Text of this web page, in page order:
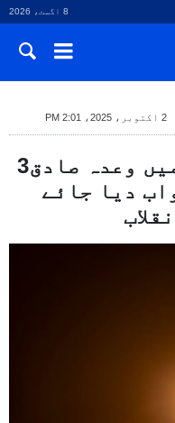
8 اگست، 2026
2 اکتوبر، 2025، 2:01 PM
نئی جارحیت کی صورت میں وعدہ صادق3
دیا جائے